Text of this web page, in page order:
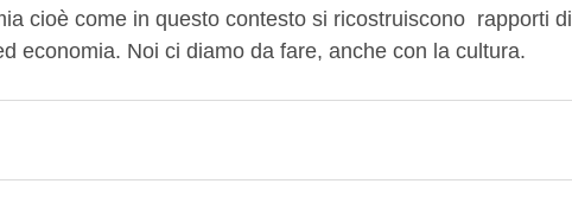
cioè come in questo contesto si ricostruiscono  rapporti di
economia. Noi ci diamo da fare, anche con la cultura.